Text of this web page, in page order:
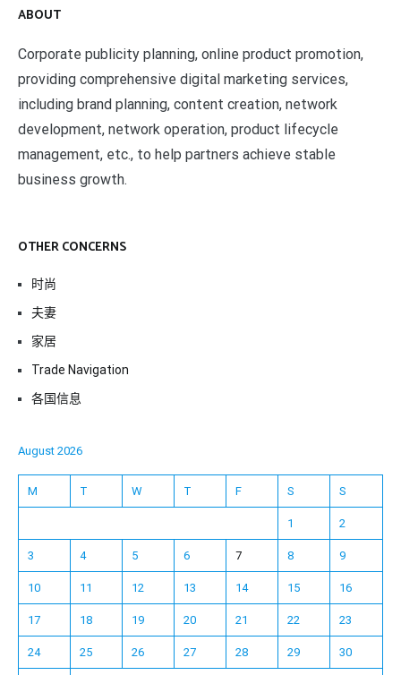
ABOUT
Corporate publicity planning, online product promotion,
providing comprehensive digital marketing services,
including brand planning, content creation, network
development, network operation, product lifecycle
management, etc., to help partners achieve stable
business growth.
OTHER CONCERNS
时尚
夫妻
家居
Trade Navigation
各国信息
August 2026
M T W T F S S
1 2
3 4 5 6 7 8 9
10 11 12 13 14 15 16
17 18 19 20 21 22 23
24 25 26 27 28 29 30